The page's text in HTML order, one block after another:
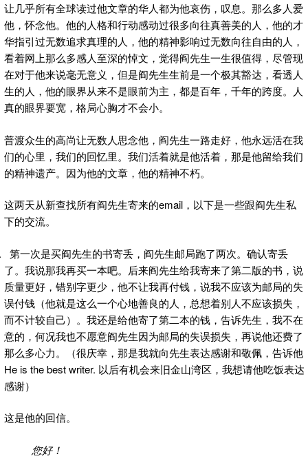
让几乎所有全球读过他文章的华人都为他哀伤，叹息。那么多人爱
他，怀念他。他的人格和行动感动过很多向往真善美的人，他的才
华指引过无数追求真理的人，他的精神影响过无数向往自由的人，
看着网上那么多感人至深的悼文，觉得阎先生一生很值得，尽管现
在对于他来说毫无意义，但是阎先生生前是一个极其豁达，看透人
生的人，他的眼界从来不是眼前为主，都是百年，千年的跨度。人
真的眼界要宽，格局心胸才不会小。
普渡众生的高尚让无数人思念他，阎先生一路走好，他永远活在我
们的心里，我们的回忆里。我们活着就是他活着，那是他留给我们
的精神遗产。因为他的文章，他的精神不朽。
这两天从新查找所有阎先生寄来的email，以下是一些跟阎先生私
下的交流。
第一次是买阎先生的书寄丢，阎先生邮局跑了两次。确认寄丢
了。我说那我再买一本吧。后来阎先生给我寄来了第二版的书，说
质量更好，错别字更少，他不让我再付钱，说我不应该为邮局的失
误付钱（他就是这么一个心地善良的人，总想着别人不应该损失，
而不计较自己）。我还是给他寄了第二本的钱，告诉先生，我不在
意的，何况我也不愿意阎先生因为邮局的失误损失，再说他还费了
那么多心力。（很庆幸，那是我就向先生表达感谢和敬佩，告诉他
He is the best writer. 以后有机会来旧金山湾区，我想请他吃饭表达
感谢）
这是他的回信。
您好！